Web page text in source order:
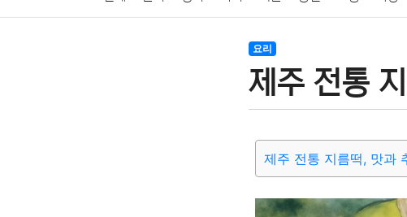
결혼 육아
기술 종교 사회 정치
요리
제주 전통
제주 전통 지름떡, 맛과